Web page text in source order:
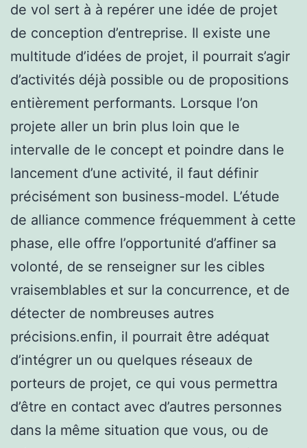
de vol sert à à repérer une idée de projet
de conception d’entreprise. Il existe une
multitude d’idées de projet, il pourrait s’agir
d’activités déjà possible ou de propositions
entièrement performants. Lorsque l’on
projete aller un brin plus loin que le
intervalle de le concept et poindre dans le
lancement d’une activité, il faut définir
précisément son business-model. L’étude
de alliance commence fréquemment à cette
phase, elle offre l’opportunité d’affiner sa
volonté, de se renseigner sur les cibles
vraisemblables et sur la concurrence, et de
détecter de nombreuses autres
précisions.enfin, il pourrait être adéquat
d’intégrer un ou quelques réseaux de
porteurs de projet, ce qui vous permettra
d’être en contact avec d’autres personnes
dans la même situation que vous, ou de